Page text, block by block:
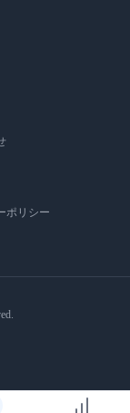
ポリシー